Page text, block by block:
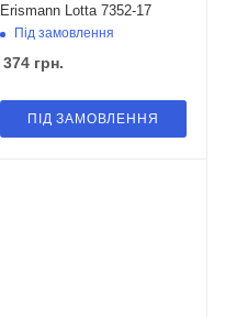
Erismann Lotta 7352-17
Під замовлення
374грн.
ПІД ЗАМОВЛЕННЯ